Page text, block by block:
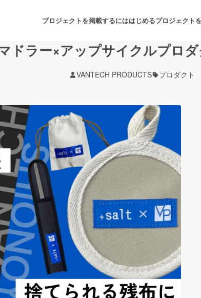
プロジェクトを掲載するにははじめるプロジェクト
音楽 舞台・パ
ゲーム・サービス開発 フード・飲
書籍・雑誌出版 アニメ・漫
チャレンジ ビューテ
CAMPFIRE for Social GoodCAMPFIRE
CAMPFIREふるさと納税machi-ya コミュニテ
ドラー×アップサイクルプロ
VANTECH PRODUCTS プロダクト